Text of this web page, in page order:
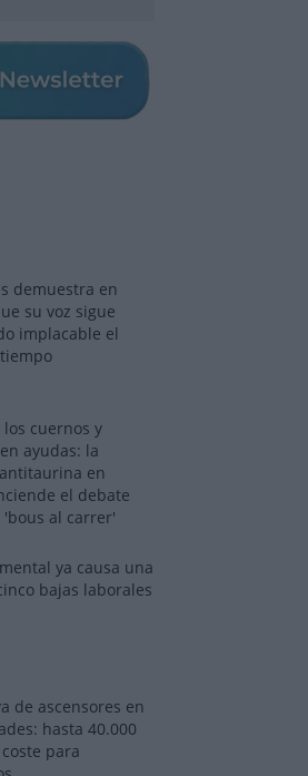
demuestra en
su voz sigue
implacable el
tiempo
los cuernos y
ayudas: la
antitaurina en
el debate
'bous al carrer'
mental ya causa una
bajas laborales
de ascensores en
hasta 40.000
coste para